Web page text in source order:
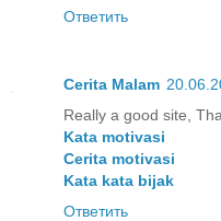
Ответить
Cerita Malam
Really a good site,
Kata motivasi
Cerita motivasi
Kata kata bijak
Ответить